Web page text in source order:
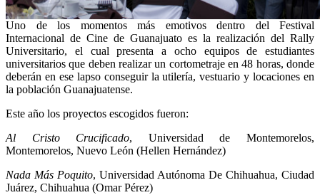
Uno de los momentos más emotivos dentro del Festival
Internacional de Cine de Guanajuato es la realización del Rally
Universitario, el cual presenta a ocho equipos de estudiantes
universitarios que deben realizar un cortometraje en 48 horas, donde
deberán en ese lapso conseguir la utilería, vestuario y locaciones en
la población Guanajuatense.
Este año los proyectos escogidos fueron:
Al Cristo Crucificado, Universidad de Montemorelos,
Montemorelos, Nuevo León (Hellen Hernández)
Nada Más Poquito, Universidad Autónoma De Chihuahua, Ciudad
Juárez, Chihuahua (Omar Pérez)